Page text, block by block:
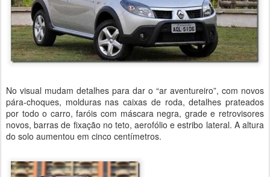
No visual mudam detalhes para dar o “ar aventureiro”, com novos
pára-choques, molduras nas caixas de roda, detalhes prateados
por todo o carro, faróis com máscara negra, grade e retrovisores
novos, barras de fixação no teto, aerofólio e estribo lateral. A altura
do solo aumentou em cinco centímetros.